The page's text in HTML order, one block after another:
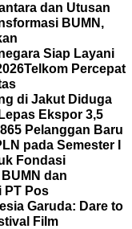
dan Utusan
BUMN,
Siap Layani
Telkom Percepat
di Jakut Diduga
Ekspor 3,5
Pelanggan Baru
pada Semester I
Fondasi
BUMN dan
PT Pos
Garuda: Dare to
Film